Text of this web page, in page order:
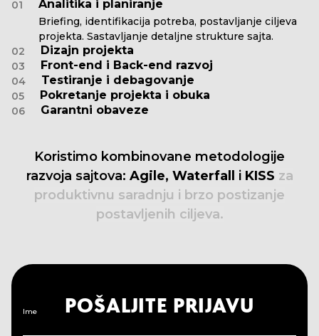
01 Analitika i planiranje
Briefing, identifikacija potreba, postavljanje ciljeva
projekta. Sastavljanje detaljne strukture sajta.
02
Dizajn projekta
03 Front-end i Back-end razvoj
04 Testiranje i debagovanje
05 Pokretanje projekta i obuka
06 Garantni obaveze
Koristimo kombinovane metodologije
razvoja sajtova: Agile, Waterfall i KISS za
produktivnu saradnju i brzo postizanje
postavljenih ciljeva.
Ime POŠALJITE PRIJAVU